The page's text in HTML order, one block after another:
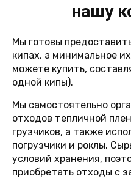
нашу
Мы готовы
кипах, а минимальное
можете купить,
одной кипы).
Мы самостоятельно
отходов тепличной
грузчиков, а также
погрузчики и роклы.
условий хранения,
приобретать отходы с